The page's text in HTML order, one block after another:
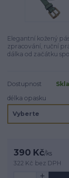
Elegantní kožený
zpracování, ruční
dálka od začátku
Dostupnost
délka opasku
390 Kč/ks
322 Kč bez DPH